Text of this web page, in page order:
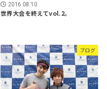
2016.08.10
世界大会を終えてvol.2。
ブログ